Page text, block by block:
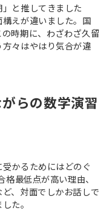
と推してきました
えが違いました。国
時期に、わざわざ久留
々はやはり気合が違
らの数学演習
かるためにはどのぐ
最低点が高い理由、
、対面でしかお話しで
た。